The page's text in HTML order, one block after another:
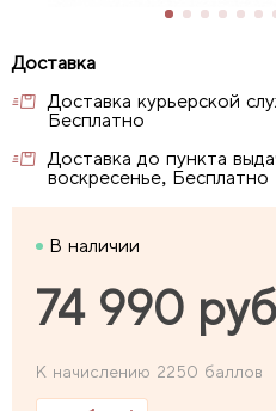
Доставка курьерской
Бесплатно
Доставка до пункта
воскресенье, Бесплатно
В наличии
74 990
К начислению 2250 баллов